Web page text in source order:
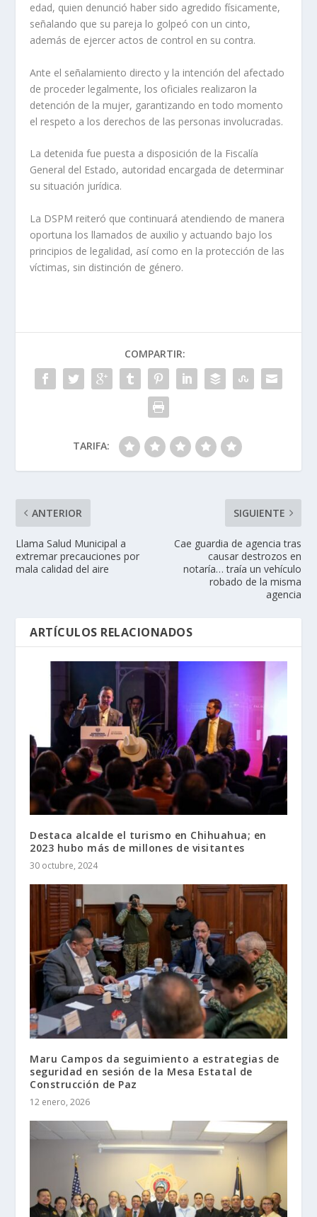
edad, quien denunció haber sido agredido físicamente,
señalando que su pareja lo golpeó con un cinto,
además de ejercer actos de control en su contra.
Ante el señalamiento directo y la intención del afectado
de proceder legalmente, los oficiales realizaron la
detención de la mujer, garantizando en todo momento
el respeto a los derechos de las personas involucradas.
La detenida fue puesta a disposición de la Fiscalía
General del Estado, autoridad encargada de determinar
su situación jurídica.
La DSPM reiteró que continuará atendiendo de manera
oportuna los llamados de auxilio y actuando bajo los
principios de legalidad, así como en la protección de las
víctimas, sin distinción de género.
COMPARTIR:
TARIFA:
ANTERIOR
Llama Salud Municipal a
extremar precauciones por
mala calidad del aire
SIGUIENTE
Cae guardia de agencia tras
causar destrozos en
notaría… traía un vehículo
robado de la misma
agencia
ARTÍCULOS RELACIONADOS
Destaca alcalde el turismo en Chihuahua; en
2023 hubo más de millones de visitantes
30 octubre, 2024
Maru Campos da seguimiento a estrategias de
seguridad en sesión de la Mesa Estatal de
Construcción de Paz
12 enero, 2026